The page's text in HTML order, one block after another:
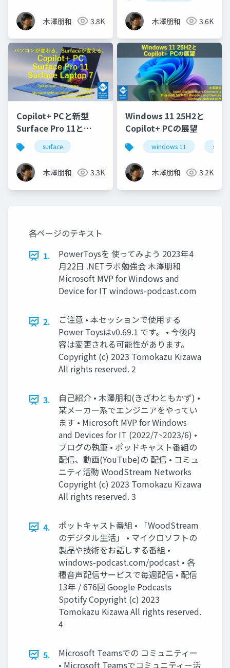
木澤朋和 3.8K 木澤朋和 3.6K
Copilot+ PCと新型
Surface Pro 11と
Surface Laptop 7
surface
木澤朋和 3.3K
Windows 11 25H2と
Copilot+ PCの展望
windows 11
木澤朋和 3.2K
各ページのテキスト
1.
PowerToysを 使ってみよう 2023年4
月22日 .NETラボ勉強会 木澤朋和
Microsoft MVP for Windows and
Device for IT windows-podcast.com
2.
ご注意 • 本セッションで使用する
Power Toysはv0.69.1 です。 • 今後内
容は変更される可能性があります。
Copyright (c) 2023 Tomokazu Kizawa
All rights reserved. 2
3.
自己紹介 • 木澤朋和(きざわともかず) •
某メーカー系でエンジニアをやってい
ます • Microsoft MVP for Windows
and Devices for IT (2022/7~2023/6) •
ブログの執筆 • ポッドキャスト番組の
配信、動画(YouTube)の 配信 • コミュ
ニティ活動 WoodStream Networks
Copyright (c) 2023 Tomokazu Kizawa
All rights reserved. 3
4.
ポットキャスト番組 • 「WoodStream
のデジタル生活」 • マイクロソフトの
製品や技術をお話しする番組 •
windows-podcast.com/podcast • 各
種音声配信サービスで毎週配信 • 配信
13年 / 676回 Google Podcasts
Spotify Copyright (c) 2023
Tomokazu Kizawa All rights reserved.
4
5.
Microsoft Teamsでの コミュニティー
• Microsoft Teamsでコミュニティー活